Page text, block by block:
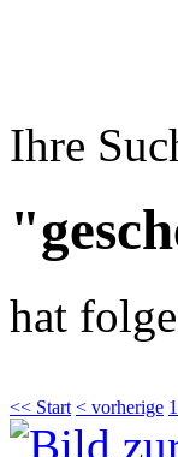
Ihre
hat
<< Start < vorherige 1